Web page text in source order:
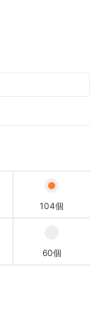
104個
60個